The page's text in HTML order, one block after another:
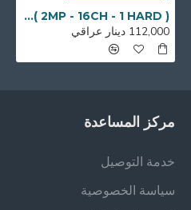
HIKVISION DVR DS-7216HGHI-M1 ( 2MP - 16CH - 1 HARD )
112,000 دينار عراقي
مركز المساعدة
خدمة التوصيل
سياسة الخصوصية